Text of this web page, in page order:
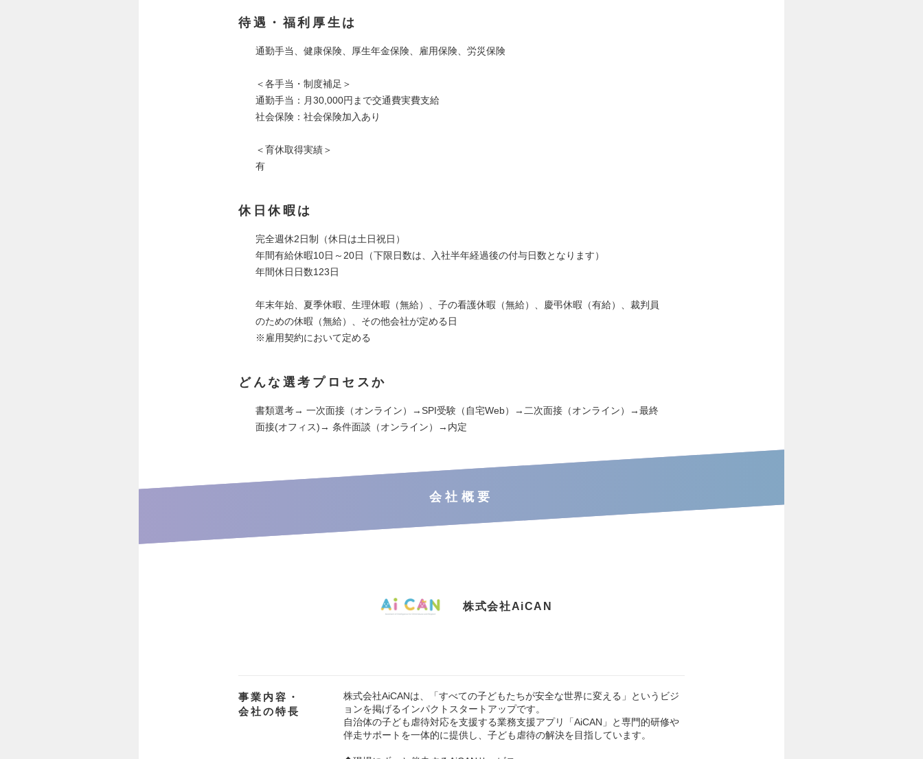
待遇・福利厚生は
通勤手当、健康保険、厚生年金保険、雇用保険、労災保険
＜各手当・制度補足＞
通勤手当：月30,000円まで交通費実費支給
社会保険：社会保険加入あり
＜育休取得実績＞
有
休日休暇は
完全週休2日制（休日は土日祝日）
年間有給休暇10日～20日（下限日数は、入社半年経過後の付与日数となります）
年間休日日数123日
年末年始、夏季休暇、生理休暇（無給）、子の看護休暇（無給）、慶弔休暇（有給）、裁判員
のための休暇（無給）、その他会社が定める日
※雇用契約において定める
どんな選考プロセスか
書類選考→ 一次面接（オンライン）→SPI受験（自宅Web）→二次面接（オンライン）→最終
面接(オフィス)→ 条件面談（オンライン）→内定
会社概要
株式会社AiCAN
事業内容・
会社の特長
株式会社AiCANは、「すべての子どもたちが安全な世界に変える」というビジ
ョンを掲げるインパクトスタートアップです。
自治体の子ども虐待対応を支援する業務支援アプリ「AiCAN」と専門的研修や
伴走サポートを一体的に提供し、子ども虐待の解決を目指しています。